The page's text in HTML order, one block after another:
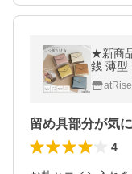
★新商
銭 薄型
おしゃ
留め具部分が気
4